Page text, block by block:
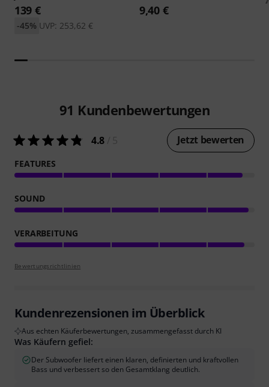
139 €
UVP: 253,62 €
-45%
9,40 €
91 Kundenbewertungen
4.8 Jetzt bewerten
FEATURES
SOUND
VERARBEITUNG
Bewertungsrichtlinien
Kundenrezensionen im Überblick
Aus echten Käuferbewertungen, zusammengefasst durch KI
Was Käufern gefiel:
Der Subwoofer liefert einen klaren, definierten und kraftvollen
Bass und verbessert so den Gesamtklang deutlich.